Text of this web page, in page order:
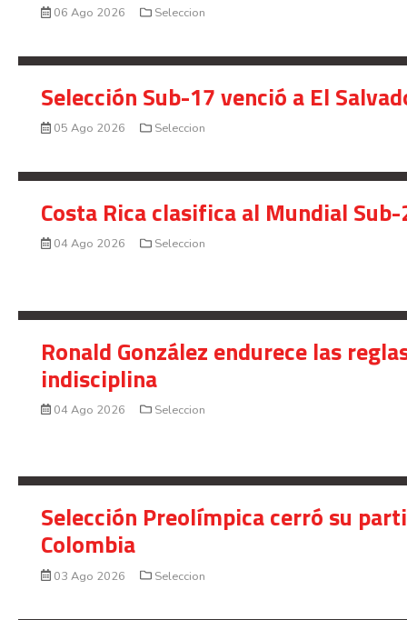
SELECCION
Concacaf confirma programación
06 Ago 2026 Seleccion
Selección Sub-17 venció a El
05 Ago 2026 Seleccion
04 Ago 2026 Seleccion
Ronald González endurece las
04 Ago 2026 Seleccion
Selección Preolímpica cerró su